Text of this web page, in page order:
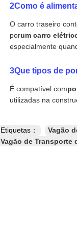
2Como é
O carro traseiro
porum carro
especialmente
3Que tipos de
É compatível com
utilizadas na
Etiquetas： Vagão
Vagão de Transporte